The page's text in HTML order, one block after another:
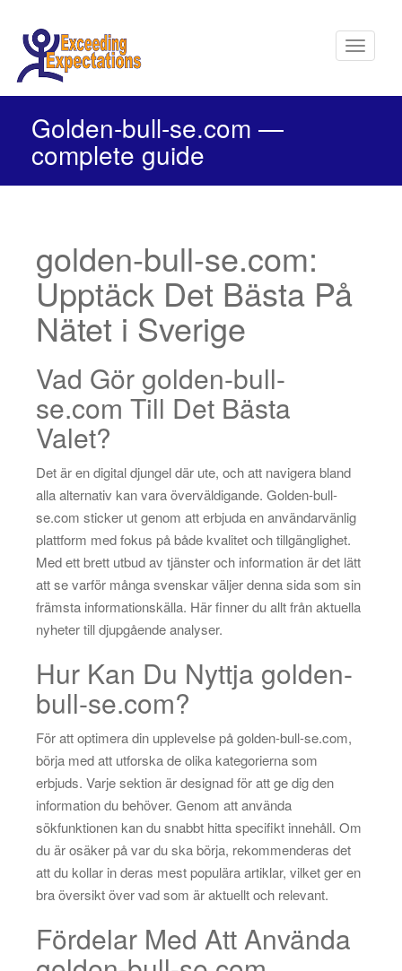
t
n
Toggle
Golden-bull-se.com —
complete guide
golden-bull-se.com:
Upptäck Det Bästa På
Nätet i Sverige
Vad Gör golden-bull-
se.com Till Det Bästa
Valet?
Det är en digital djungel där ute, och att navigera bland
alla alternativ kan vara överväldigande. Golden-bull-
se.com sticker ut genom att erbjuda en användarvänlig
plattform med fokus på både kvalitet och tillgänglighet.
Med ett brett utbud av tjänster och information är det lätt
att se varför många svenskar väljer denna sida som sin
främsta informationskälla. Här finner du allt från aktuella
nyheter till djupgående analyser.
Hur Kan Du Nyttja golden-
bull-se.com?
För att optimera din upplevelse på golden-bull-se.com,
börja med att utforska de olika kategorierna som
erbjuds. Varje sektion är designad för att ge dig den
information du behöver. Genom att använda
sökfunktionen kan du snabbt hitta specifikt innehåll. Om
du är osäker på var du ska börja, rekommenderas det
att du kollar in deras mest populära artiklar, vilket ger en
bra översikt över vad som är aktuellt och relevant.
Fördelar Med Att Använda